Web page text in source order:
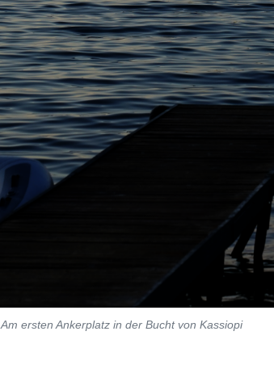
Am ersten Ankerplatz in der Bucht von Kassiopi